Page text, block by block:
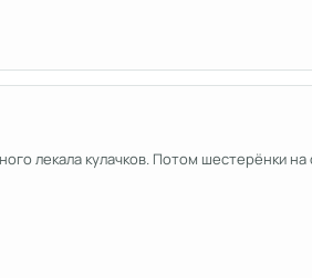
лекала кулачков. Потом шестерёнки на